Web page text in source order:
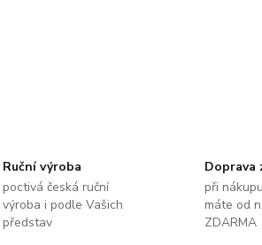
Ruční výroba
poctivá česká ruční
výroba i podle Vašich
představ
Doprava
při
máte od
ZDARMA